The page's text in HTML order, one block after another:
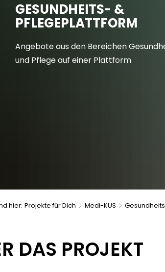
GESUNDHEITS- &
PFLEGEPLATTFORM
Angebote aus den Bereichen
und Pflege auf einer Plattform
hier: Projekte für Dich Medi-KUS
DAS PROJEKT